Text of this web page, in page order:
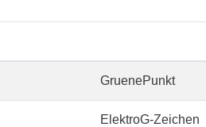
GruenePunkt
ElektroG-Zeichen